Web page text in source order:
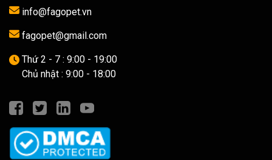
info@fagopet.vn
fagopet@gmail.com
Thứ 2 - 7 : 9:00 - 19:00
Chủ nhật : 9:00 - 18:00